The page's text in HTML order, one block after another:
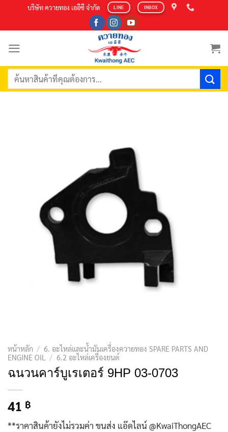
content
บริษัท ควายทอง เออีซี จำกัด LINE INBOX
ค้นหา:
หน้าหลัก / 6. อะไหล่และน้ำมันเครื่องควายทอง SPARE PARTS AND
ENGINE OIL
/ 6.2 อะไหล่เครื่องยนต์
ฉนวนคาร์บูเรเตอร์ 9HP 03-0703
41 ฿
**ราคาสินค้ายังไม่รวมค่า ขนส่ง แอ๊ดไลน์ @KwaiThongAEC